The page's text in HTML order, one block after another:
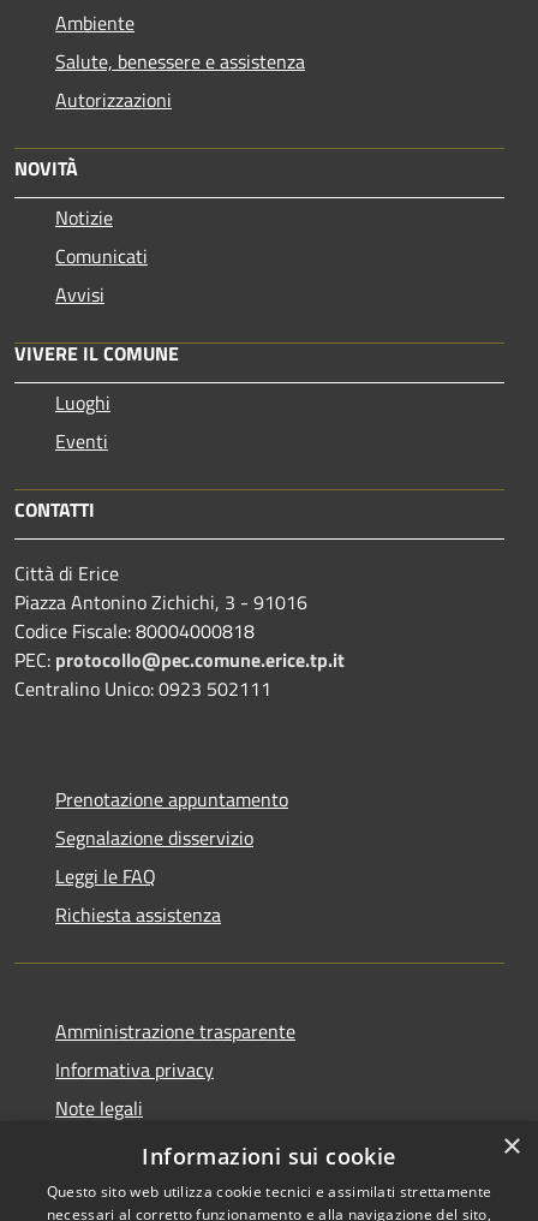
Ambiente
Salute, benessere e assistenza
Autorizzazioni
NOVITÀ
Notizie
Comunicati
Avvisi
VIVERE IL COMUNE
Luoghi
Eventi
CONTATTI
Città di Erice
Piazza Antonino Zichichi, 3 - 91016
Codice Fiscale: 80004000818
PEC: protocollo@pec.comune.erice.tp.it
Centralino Unico: 0923 502111
Prenotazione appuntamento
Segnalazione disservizio
Leggi le FAQ
Richiesta assistenza
Amministrazione trasparente
Informativa privacy
Note legali
Dichiarazione di accessibilità
×
Informazioni sui cookie
Questo sito web utilizza cookie tecnici e assimilati strettamente
necessari al corretto funzionamento e alla navigazione del sito,